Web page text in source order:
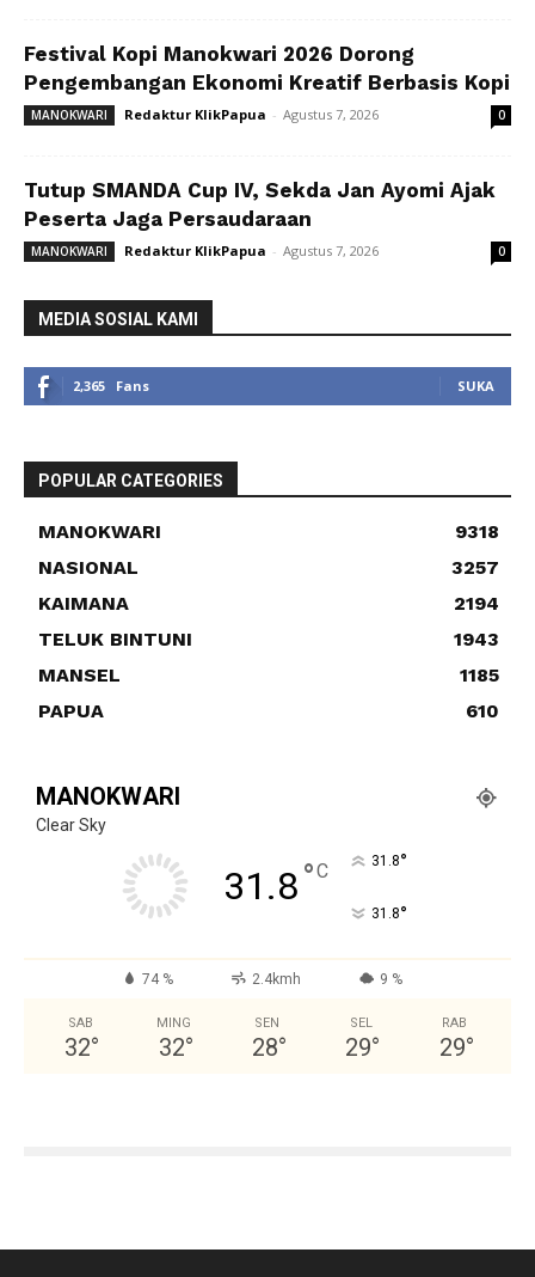
Festival Kopi Manokwari 2026 Dorong
Pengembangan Ekonomi Kreatif Berbasis Kopi
MANOKWARI Redaktur KlikPapua - Agustus 7, 2026 0
Tutup SMANDA Cup IV, Sekda Jan Ayomi Ajak
Peserta Jaga Persaudaraan
MANOKWARI Redaktur KlikPapua - Agustus 7, 2026 0
MEDIA SOSIAL KAMI
2,365 Fans SUKA
POPULAR CATEGORIES
MANOKWARI
9318
NASIONAL
3257
KAIMANA
2194
TELUK BINTUNI
1943
MANSEL
1185
PAPUA
610
MANOKWARI
Clear Sky
31.8°C 31.8°
31.8°
74 % 2.4kmh 9 %
SAB
32°
MING
32°
SEN
28°
SEL
29°
RAB
29°